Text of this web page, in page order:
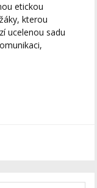
etickou
kterou
ucelenou sadu